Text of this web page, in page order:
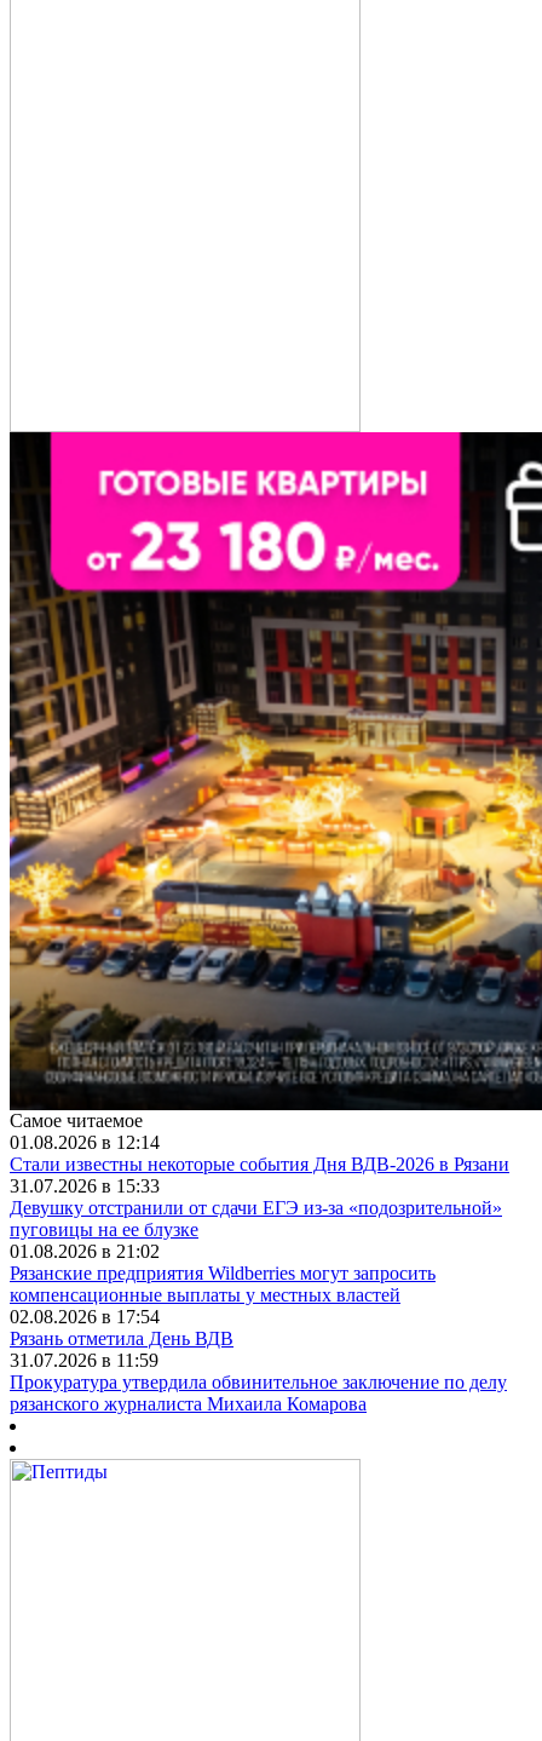
Самое читаемое
01.08.2026 в 12:14
Стали известны некоторые события Дня ВДВ-2026 в Рязани
31.07.2026 в 15:33
Девушку отстранили от сдачи ЕГЭ из-за «подозрительной»
пуговицы на ее блузке
01.08.2026 в 21:02
Рязанские предприятия Wildberries могут запросить
компенсационные выплаты у местных властей
02.08.2026 в 17:54
Рязань отметила День ВДВ
31.07.2026 в 11:59
Прокуратура утвердила обвинительное заключение по делу
рязанского журналиста Михаила Комарова